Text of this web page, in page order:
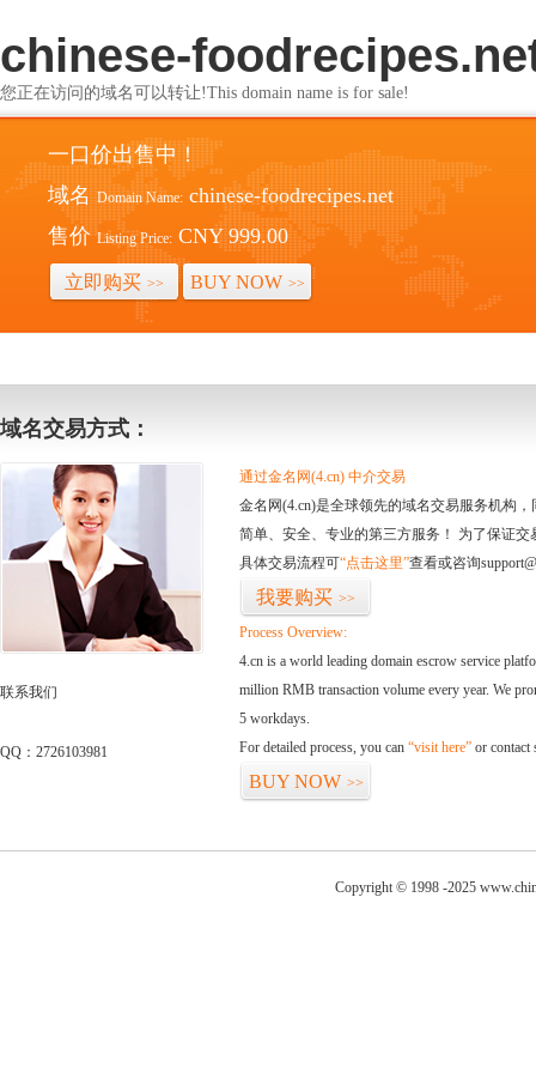
chinese-
您正在访问的域名可以转让!This domain name is for sale!
一口价出售中！
域名 Domain Name: chinese-foodrecipes.net
售价 Listing Price: CNY 999.00
立即购买 >> BUY NOW >>
域名交易方式：
联系我们
QQ：2726103981
通过金名网(4.cn) 中介交易
金名网(4.cn)是全球领先的域名交易服务机构
简单、安全、专业的第三方服务！ 为了保证
具体交易流程可“点击这里”查看或咨询
我要购买 >>
Process Overview:
4.cn is a world leading domain escrow service
million RMB transaction volume every year. We
5 workdays.
For detailed process, you can “visit here” or contact
BUY NOW >>
Copyright © 1998 -2025